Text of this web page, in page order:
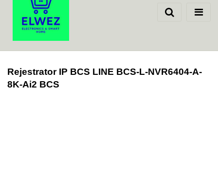
Zgody cookies
Rejestrator IP BCS LINE BCS-L-NVR6404-A-
8K-Ai2 BCS